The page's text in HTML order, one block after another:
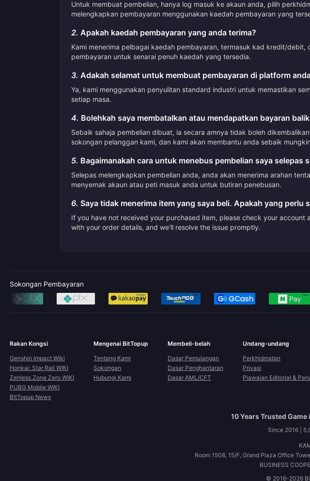
Untuk membuat pembelian, hanya log masuk ke akaun anda, pilih
melengkapkan pembayaran menggunakan kaedah pembayaran yang
2. Apakah kaedah pembayaran yang anda terima?
Kami menerima pelbagai kaedah pembayaran, termasuk kad kredit/
pembayaran untuk senarai penuh kaedah yang tersedia.
3. Adakah selamat untuk membuat pembayaran di platform
Ya, kami menggunakan penyulitan standard industri untuk memastikan
setiap masa.
4. Bolehkah saya membatalkan atau mendapatkan bayaran
Sebaik sahaja pembelian dibuat, ia secara amnya tidak boleh
sokongan pelanggan kami, dan kami akan membantu anda sebaik
5. Bagaimanakah cara untuk menebus pembelian saya selepas
Selepas melengkapkan pembelian anda, anda akan menerima arahan
menyemak akaun atau peti masuk anda untuk butiran penebusan.
6. Saya tidak menerima item yang saya beli. Apakah yang perlu
If you have not received your purchased item, please check your
with your order details, and we'll resolve the issue promptly.
Sokongan Pembayaran
Rakan Kongsi
Genshin Impact Wiki
Honkai: Star Rail WIKI
Zenless Zone Zero WIKI
PUBG Mobile WIKI
BitTopup News
Mengenai BitTopup
Tentang Kami
Sokongan
Hubungi Kami
Membeli-belah
Dasar Pemulangan
Dasar Penghantaran
Dasar AML/CFT
Undang-undang
Perkhidmatan
Privasi
Piawaian Editorial &
10 Years Trusted
Since 2016 |
Room 1508, 15/F, Grand Plaza Office
BUSINESS
© 2016-2026